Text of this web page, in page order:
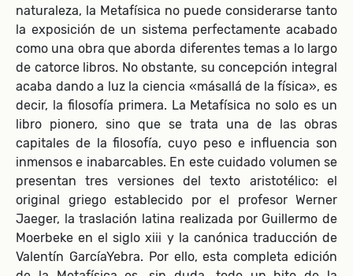
naturaleza, la Metafísica no puede considerarse tanto
la exposición de un sistema perfectamente acabado
como una obra que aborda diferentes temas a lo largo
de catorce libros. No obstante, su concepción integral
acaba dando a luz la ciencia «másallá de la física», es
decir, la filosofía primera. La Metafísica no solo es un
libro pionero, sino que se trata una de las obras
capitales de la filosofía, cuyo peso e influencia son
inmensos e inabarcables. En este cuidado volumen se
presentan tres versiones del texto aristotélico: el
original griego establecido por el profesor Werner
Jaeger, la traslación latina realizada por Guillermo de
Moerbeke en el siglo xiii y la canónica traducción de
Valentín GarcíaYebra. Por ello, esta completa edición